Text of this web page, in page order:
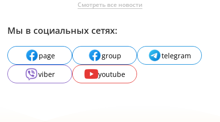
Смотреть все новости
Мы в социальных сетях:
page group
telegram
viber
youtube